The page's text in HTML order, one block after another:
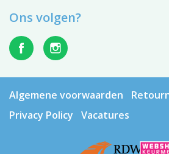
Ons volgen?
Algemene voorwaarden
Privacy Policy
Vacatures